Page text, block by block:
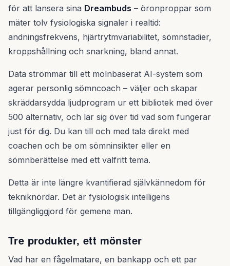
för att lansera sina Dreambuds – öronproppar som
mäter tolv fysiologiska signaler i realtid:
andningsfrekvens, hjärtrytmvariabilitet, sömnstadier,
kroppshållning och snarkning, bland annat.
Data strömmar till ett molnbaserat AI-system som
agerar personlig sömncoach – väljer och skapar
skräddarsydda ljudprogram ur ett bibliotek med över
500 alternativ, och lär sig över tid vad som fungerar
just för dig. Du kan till och med tala direkt med
coachen och be om sömninsikter eller en
sömnberättelse med ett valfritt tema.
Detta är inte längre kvantifierad självkännedom för
tekniknördar. Det är fysiologisk intelligens
tillgängliggjord för gemene man.
Tre produkter, ett mönster
Vad har en fågelmatare, en bankapp och ett par